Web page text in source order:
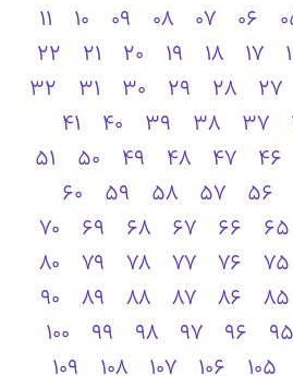
06
07
08
09
10
11
17
18
19
20
21
22
27
28
29
30
31
32
37
38
39
40
41
46
47
48
49
50
51
56
57
58
59
60
65
66
67
68
69
70
75
76
77
78
79
80
85
86
87
88
89
90
95
96
97
98
99
100
105
106
107
108
109